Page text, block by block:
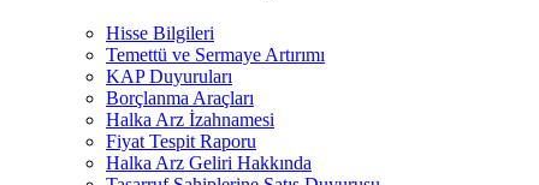
Hisse Bilgileri
Temettü ve Sermaye Artırımı
KAP Duyuruları
Borçlanma Araçları
Halka Arz İzahnamesi
Fiyat Tespit Raporu
Halka Arz Geliri Hakkında